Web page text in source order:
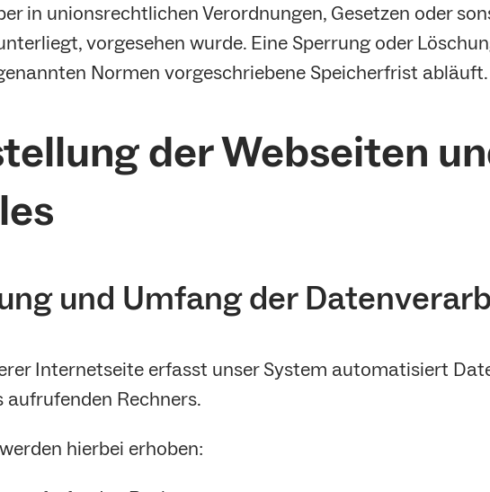
in unionsrechtlichen Verordnungen, Gesetzen oder
vorgesehen wurde. Eine Sperrung oder
Normen vorgeschriebene Speicherfrist abläuft.
der Webseiten
und Umfang der
Internetseite erfasst unser System automatisiert
Rechners.
hierbei erhoben: